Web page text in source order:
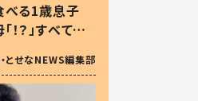
べる1歳息子
？」すべてを
いから許
とせなNEWS編集部